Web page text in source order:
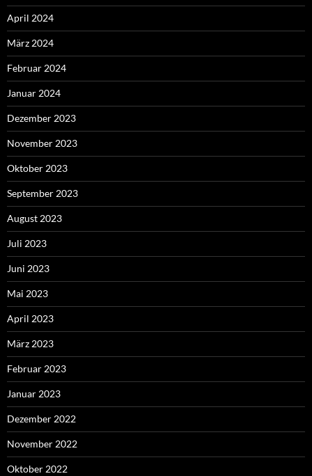
April 2024
März 2024
Februar 2024
Januar 2024
Dezember 2023
November 2023
Oktober 2023
September 2023
August 2023
Juli 2023
Juni 2023
Mai 2023
April 2023
März 2023
Februar 2023
Januar 2023
Dezember 2022
November 2022
Oktober 2022